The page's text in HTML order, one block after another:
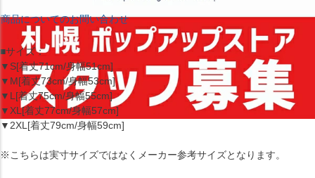
商品についてのお問い合わせ
■サイズ：
▼S[着丈71cm/身幅51cm]
▼M[着丈73cm/身幅53cm]
▼L[着丈75cm/身幅55cm]
▼XL[着丈77cm/身幅57cm]
▼2XL[着丈79cm/身幅59cm]
※こちらは実寸サイズではなくメーカー参考サイズとなります。